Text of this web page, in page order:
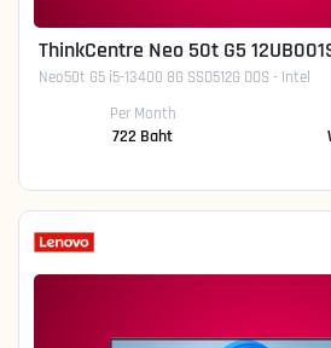
ThinkCentre Neo 50t G5
Neo50t G5 i5-13400 8G SSD512G DOS - Intel
Per Month
722 Baht